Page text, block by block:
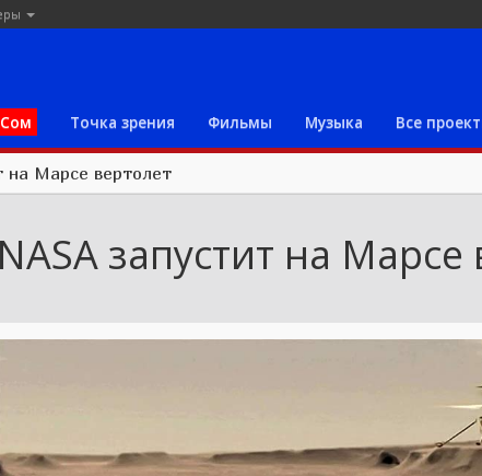
Точка зрения Фильмы Музыка Все
на Марсе вертолет
NASA запустит на Марсе